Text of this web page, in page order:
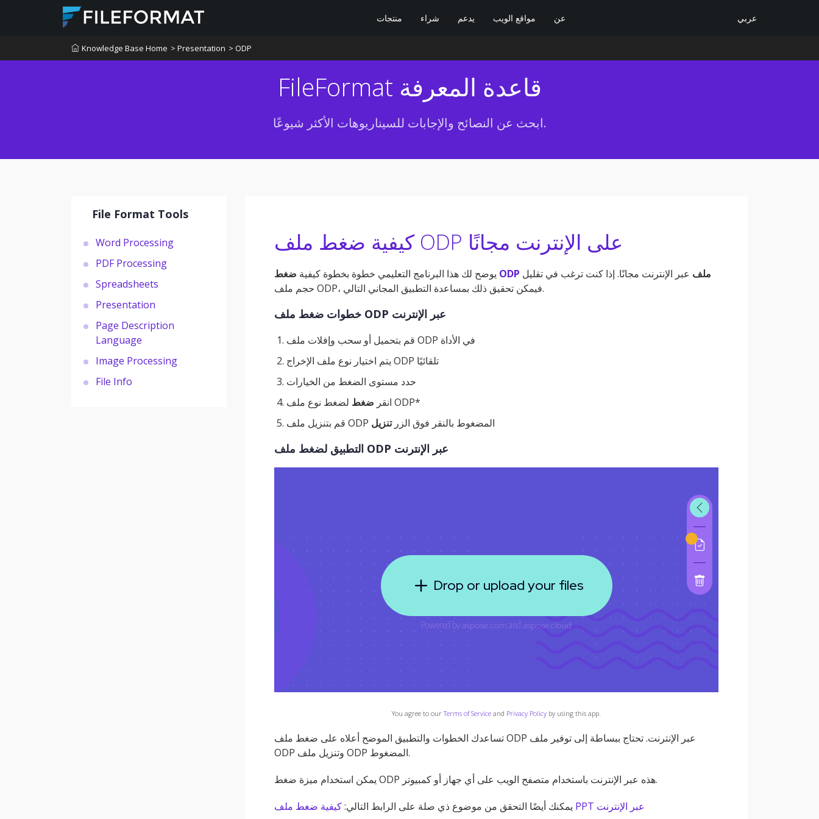
منتجات شراء يدعم مواقع الويب عن عربي
Knowledge Base Home > Presentation > ODP
FileFormat قاعدة المعرفة
ابحث عن النصائح والإجابات للسيناريوهات الأكثر شيوعًا.
File Format Tools
Word Processing
PDF Processing
Spreadsheets
Presentation
Page Description
Language
Image Processing
File Info
كيفية ضغط ملف ODP على الإنترنت مجانًا
يوضح لك هذا البرنامج التعليمي خطوة بخطوة كيفية ODP ملف عبر الإنترنت مجانًا. إذا كنت ترغب في تقليل
حجم ملف ODP، فيمكن تحقيق ذلك بمساعدة التطبيق المجاني التالي.
خطوات ضغط ملف ODP عبر الإنترنت
قم بتحميل أو سحب وإفلات ملف ODP في الأداة
يتم اختيار نوع ملف الإخراج ODP تلقائيًا
حدد مستوى الضغط من الخيارات
انقر ضغط
لضغط نوع ملف ODP*
قم بتنزيل ملف ODP المضغوط بالنقر فوق الزرتنزيل
التطبيق لضغط ملف ODP عبر الإنترنت
You agree to ourTerms of Service and Privacy Policy by using this app.
تساعدك الخطوات والتطبيق الموضح أعلاه على ضغط ملف ODP عبر الإنترنت. تحتاج ببساطة إلى توفير ملف
ODP وتنزيل ملف ODP المضغوط.
يمكن استخدام ميزة ضغط ODP هذه عبر الإنترنت باستخدام متصفح الويب على أي جهاز أو كمبيوتر.
يمكنك أيضًا التحقق من موضوع ذي صلة على الرابط التالي:
كيفية ضغط ملف PPT عبر الإنترنت